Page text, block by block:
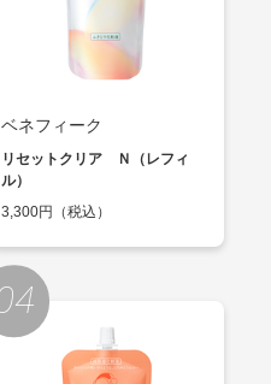
ベネフィーク
リセットクリア Ｎ（レフィ
ル）
3,300円（税込）